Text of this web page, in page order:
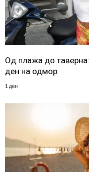
Од плажа до
ден на одмор
1 ден